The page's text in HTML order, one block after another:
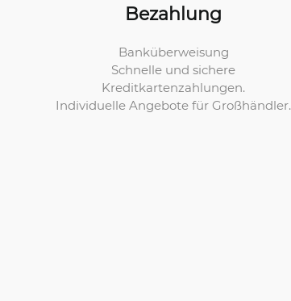
Bezahlung
Banküberweisung
Schnelle und sichere
Kreditkartenzahlungen.
Individuelle Angebote für Großhändler.